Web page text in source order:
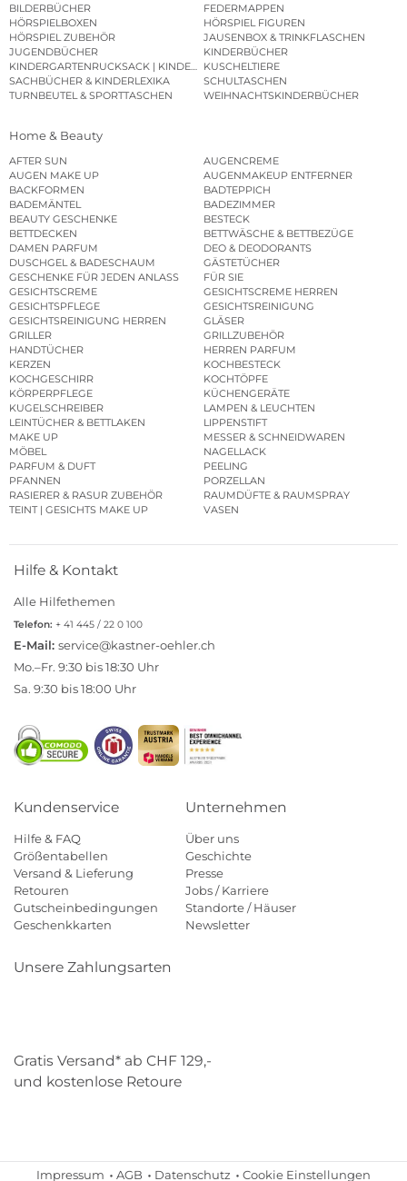
BILDERBÜCHER
FEDERMAPPEN
HÖRSPIELBOXEN
HÖRSPIEL FIGUREN
HÖRSPIEL ZUBEHÖR
JAUSENBOX & TRINKFLASCHEN
JUGENDBÜCHER
KINDERBÜCHER
KINDERGARTENRUCKSACK | KINDERGARTENBEUTEL
KUSCHELTIERE
SACHBÜCHER & KINDERLEXIKA
SCHULTASCHEN
TURNBEUTEL & SPORTTASCHEN
WEIHNACHTSKINDERBÜCHER
Home & Beauty
AFTER SUN
AUGENCREME
AUGEN MAKE UP
AUGENMAKEUP ENTFERNER
BACKFORMEN
BADTEPPICH
BADEMÄNTEL
BADEZIMMER
BEAUTY GESCHENKE
BESTECK
BETTDECKEN
BETTWÄSCHE & BETTBEZÜGE
DAMEN PARFUM
DEO & DEODORANTS
DUSCHGEL & BADESCHAUM
GÄSTETÜCHER
GESCHENKE FÜR JEDEN ANLASS
FÜR SIE
GESICHTSCREME
GESICHTSCREME HERREN
GESICHTSPFLEGE
GESICHTSREINIGUNG
GESICHTSREINIGUNG HERREN
GLÄSER
GRILLER
GRILLZUBEHÖR
HANDTÜCHER
HERREN PARFUM
KERZEN
KOCHBESTECK
KOCHGESCHIRR
KOCHTÖPFE
KÖRPERPFLEGE
KÜCHENGERÄTE
KUGELSCHREIBER
LAMPEN & LEUCHTEN
LEINTÜCHER & BETTLAKEN
LIPPENSTIFT
MAKE UP
MESSER & SCHNEIDWAREN
MÖBEL
NAGELLACK
PARFUM & DUFT
PEELING
PFANNEN
PORZELLAN
RASIERER & RASUR ZUBEHÖR
RAUMDÜFTE & RAUMSPRAY
TEINT | GESICHTS MAKE UP
VASEN
Hilfe & Kontakt
Alle Hilfethemen
Telefon: + 41 445 / 22 0 100
E-Mail: service@kastner-oehler.ch
Mo.–Fr. 9:30 bis 18:30 Uhr
Sa. 9:30 bis 18:00 Uhr
Kundenservice
Hilfe & FAQ
Größentabellen
Versand & Lieferung
Retouren
Gutscheinbedingungen
Geschenkkarten
Unternehmen
Über uns
Geschichte
Presse
Jobs / Karriere
Standorte / Häuser
Newsletter
Unsere Zahlungsarten
Gratis Versand* ab CHF 129,-
und kostenlose Retoure
Impressum AGB Datenschutz Cookie Einstellungen